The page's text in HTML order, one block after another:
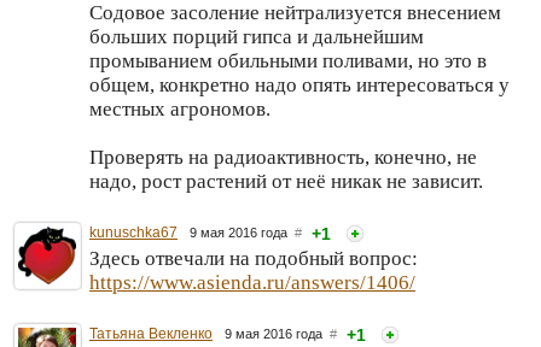
Содовое засоление нейтрализуется внесением
больших порций гипса и дальнейшим
промыванием обильными поливами, но это в
общем, конкретно надо опять интересоваться у
местных агрономов.
Проверять на радиоактивность, конечно, не
надо, рост растений от неё никак не зависит.
kunuschka67 9 мая 2016 года # +1
Здесь отвечали на подобный вопрос:
https://www.asienda.ru/answers/1406/
Татьяна Векленко 9 мая 2016 года # +1